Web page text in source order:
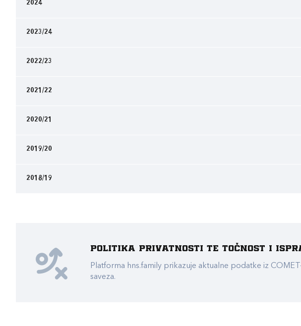
2024
2023/24
2022/23
2021/22
2020/21
2019/20
2018/19
Politika privatnosti te točnost i
Platforma hns.family prikazuje aktualne podatke iz
saveza.